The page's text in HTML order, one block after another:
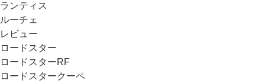
ランティス
ルーチェ
レビュー
ロードスター
ロードスターRF
ロードスタークーペ